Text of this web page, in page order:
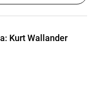
Kurt Wallander